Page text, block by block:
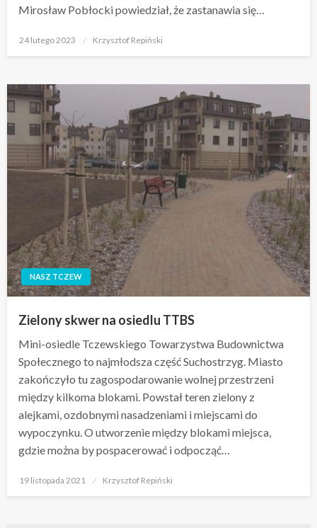
Mirosław Pobłocki powiedział, że zastanawia się…
Opublikowane
24 lutego 2023 Krzysztof Repiński
NASZ TCZEW
Zielony skwer na osiedlu TTBS
Mini-osiedle Tczewskiego Towarzystwa Budownictwa
Społecznego to najmłodsza część Suchostrzyg. Miasto
zakończyło tu zagospodarowanie wolnej przestrzeni
między kilkoma blokami. Powstał teren zielony z
alejkami, ozdobnymi nasadzeniami i miejscami do
wypoczynku. O utworzenie między blokami miejsca,
gdzie można by pospacerować i odpocząć…
Opublikowane
19 listopada 2021 Krzysztof Repiński